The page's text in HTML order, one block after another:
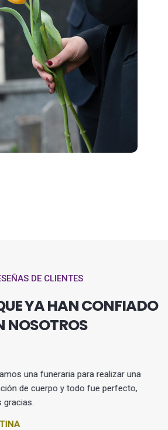
DE CLIENTES
YA HAN CONFIADO
NOSOTROS
una funeraria para realizar una
de cuerpo y todo fue perfecto,
gracias.